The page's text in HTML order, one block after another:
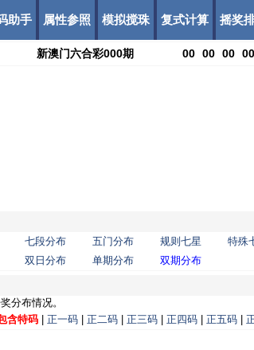
助手 属性参照 模拟搅珠 复式计算 摇奖
新澳门六合彩000期 00 00 00 00
七段分布 五门分布 规则七星 特殊
双日分布 单期分布 双期分布
分布情况。
含特码 正一码 正二码 正三码 正四码 正五码